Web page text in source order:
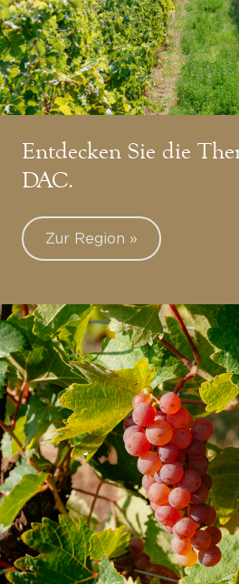
Entdecken Sie die
DAC.
Zur Region »